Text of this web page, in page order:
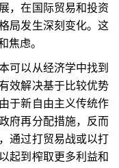
，在国际贸易和投资
局发生深刻变化。这
焦虑。
以从经济学中找到
效解决基于比较优势
于新自由主义传统作
府再分配措施，反而
通过打贸易战或以打
起到榨取更多利益和